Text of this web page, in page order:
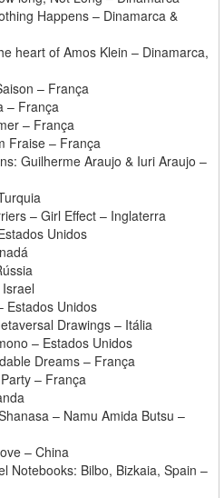
Happens – Dinamarca &
heart of Amos Klein – Dinamarca,
– França
– França
– França
Fraise – França
Guilherme Araujo & Iuri Araujo –
– Girl Effect – Inglaterra
Unidos
Estados Unidos
Drawings – Itália
– Estados Unidos
Dreams – França
– França
– Namu Amida Butsu –
– China
Notebooks: Bilbo, Bizkaia, Spain –